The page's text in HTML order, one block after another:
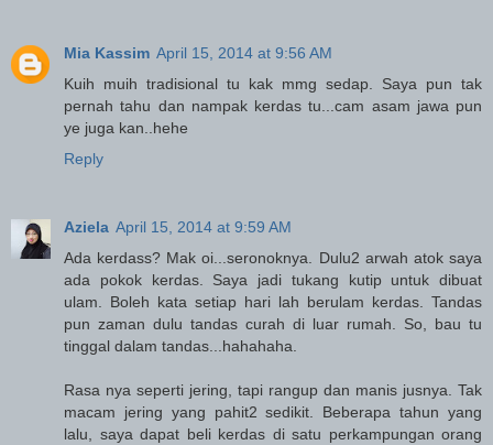
Mia Kassim April 15, 2014 at 9:56 AM
Kuih muih tradisional tu kak mmg sedap. Saya pun tak
pernah tahu dan nampak kerdas tu...cam asam jawa pun
ye juga kan..hehe
Reply
Aziela April 15, 2014 at 9:59 AM
Ada kerdass? Mak oi...seronoknya. Dulu2 arwah atok saya
ada pokok kerdas. Saya jadi tukang kutip untuk dibuat
ulam. Boleh kata setiap hari lah berulam kerdas. Tandas
pun zaman dulu tandas curah di luar rumah. So, bau tu
tinggal dalam tandas...hahahaha.
Rasa nya seperti jering, tapi rangup dan manis jusnya. Tak
macam jering yang pahit2 sedikit. Beberapa tahun yang
lalu, saya dapat beli kerdas di satu perkampungan orang